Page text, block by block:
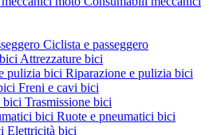
Ciclista e passeggero
Attrezzature bici
Riparazione e pulizia bici
Freni e cavi bici
Trasmissione bici
Ruote e pneumatici bici
Elettricità bici